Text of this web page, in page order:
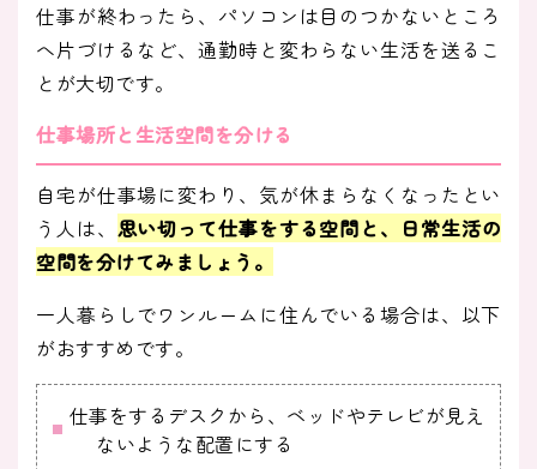
仕事が終わったら、パソコンは目のつかないところ
へ片づけるなど、通勤時と変わらない生活を送るこ
とが大切です。
仕事場所と生活空間を分ける
自宅が仕事場に変わり、気が休まらなくなったとい
う人は、 思い切って仕事をする空間と、日常生活の
空間を分けてみましょう。
一人暮らしでワンルームに住んでいる場合は、以下
がおすすめです。
仕事をするデスクから、ベッドやテレビが見え
ないような配置にする